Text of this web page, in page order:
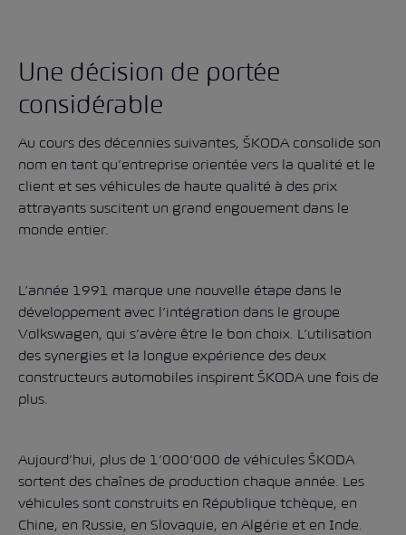
Une décision de portée
considérable
Au cours des décennies suivantes, ŠKODA consolide son
nom en tant qu’entreprise orientée vers la qualité et le
client et ses véhicules de haute qualité à des prix
attrayants suscitent un grand engouement dans le
monde entier.
L’année 1991 marque une nouvelle étape dans le
développement avec l’intégration dans le groupe
Volkswagen, qui s’avère être le bon choix. L’utilisation
des synergies et la longue expérience des deux
constructeurs automobiles inspirent ŠKODA une fois de
plus.
Aujourd’hui, plus de 1’000’000 de véhicules ŠKODA
sortent des chaînes de production chaque année. Les
véhicules sont construits en République tchèque, en
Chine, en Russie, en Slovaquie, en Algérie et en Inde.